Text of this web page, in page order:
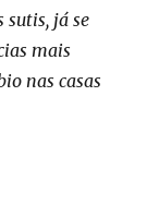
sutis, já se
mais
nas casas